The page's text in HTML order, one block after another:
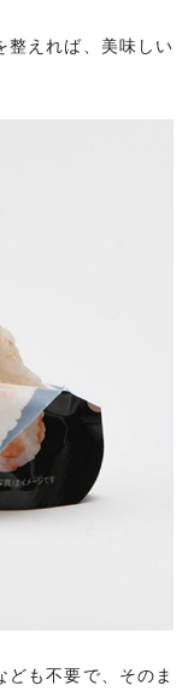
えれば、美味しい
も不要で、そのま